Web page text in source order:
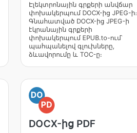
Էլեկտրոնային գրքերի անվճար
փոխակերպում DOCX-ից JPEG-ի։
Գնահատված DOCX-ից JPEG-ի
էկրանային գրքերի
փոխակերպում EPUB.to-ում՝
պահպանելով գլուխները,
ձևավորումը և TOC-ը։
DO
PD
DOCX-ից PDF